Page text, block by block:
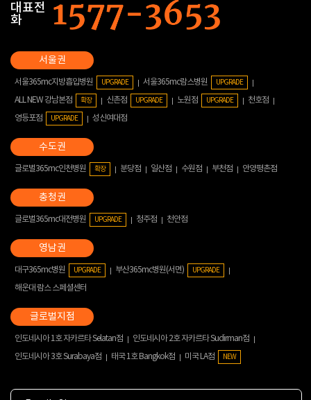
대표전
화
서울365mc지방흡입병원 UPGRADE 서울365mc람스병원 UPGRADE
ALL NEW 강남본점 확장 신촌점 UPGRADE 노원점 UPGRADE
천호점
영등포점
UPGRADE 성신여대점
글로벌365mc인천병원 확장 분당점 일산점 수원점 부천점 안양평촌점
글로벌365mc대전병원 UPGRADE 청주점 천안점
대구365mc병원 UPGRADE 부산365mc병원(서면) UPGRADE
해운대 람스 스페셜센터
인도네시아 1호 자카르타 Selatan점
인도네시아 2호 자카르타 Sudirman점
인도네시아 3호 Surabaya점
태국 1호 Bangkok점 미국 LA점 NEW